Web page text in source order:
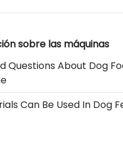
sobre las máquinas
Questions About Dog
Can Be Used In Dog